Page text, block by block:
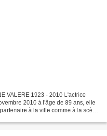
VALERE 1923 - 2010 L'actrice
2010 à l'âge de 89 ans, elle
à la ville comme à la scène